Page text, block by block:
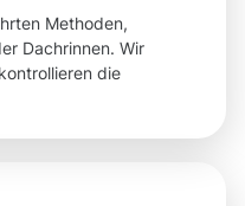
Methoden,
Dachrinnen. Wir
die